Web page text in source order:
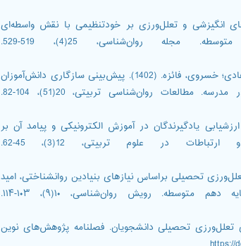
و قاسم‌زاده، سوگند (1400). اثر باورهای انگیزشی و تعلل‏‌ورزی بر خودتنظیمی با نقش واسطه‌‏ای
کمک‏‌طلبی در مورد دانش‏‌آموزان دوره اول متوسطه. مجله روان‌شناسی، 25(4)، 519-529.
قاسمی، سید علیرضا؛ خسروی، حسین؛ میری، مینو؛ پورشافعی، هادی؛ خسروی، فائزه. (1402). پیش‌بینی سازگاری دانش‌آموزان
براساس فرهنگ مدرسه‌ای: نقش میانجی کیفیت زندگی در مدرسه. مطالعات روان‌شناسی تربیتی، 20(51)، 104-82.
مصطفی آبادی، نسیم (1401). شیوه‌های ارزشیابی یادگیرندگان در آموزش الکترونیکی و پیامد آن بر
اهمال‌کاری تحصیلی. فصلنامه فن‌آوری اطلاعات و ارتباطات در علوم تربیتی، 12(3)، 45-62.
غریبی، حسن (1400). پیش‌بینی تعلل‌ورزی تحصیلی براساس نیازهای بنیادین روانشناختی، امید
تحصیلی و هویت تحصیلی در دانش آموزان پسر پایه دهم متوسطه. رویش روان‌شناسی، ۱۰(۹)، ۱۰۳-۱۱۴.
تعلل‌ورزی تحصیلی دانشجویان. فصلنامه پژوهش‌های نوین